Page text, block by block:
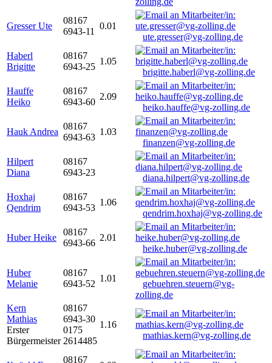
Gresser Ute
08167
6943-11
0.01
ute.gresser@vg-zolling.de
Haberl
Brigitte
08167
6943-25
1.05
brigitte.haberl@vg-zolling.de
Hauffe
Heiko
08167
6943-60
2.09
heiko.hauffe@vg-zolling.de
Hauk Andrea
08167
6943-63
1.03
finanzen@vg-zolling.de
Hilpert
Diana
08167
6943-23
diana.hilpert@vg-zolling.de
Hoxhaj
Qendrim
08167
6943-53
1.06
qendrim.hoxhaj@vg-zolling.de
Huber Heike
08167
6943-66
2.01
heike.huber@vg-zolling.de
Huber
Melanie
08167
6943-52
1.01
gebuehren.steuern@vg-
zolling.de
Kern
Mathias
Erster
Bürgermeister
08167
6943-30
0175
2614485
1.16
mathias.kern@vg-zolling.de
08167